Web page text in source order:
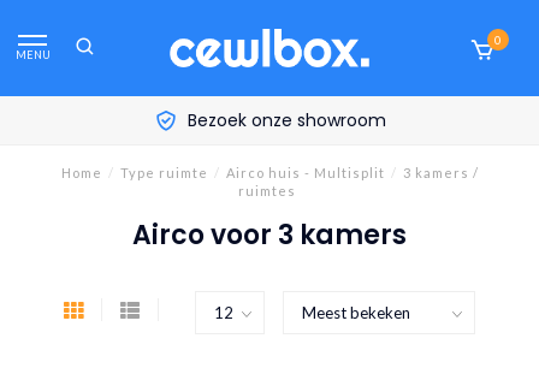
MENU
0
Bezoek onze showroom
Home / Type ruimte / Airco huis - Multisplit / 3 kamers /
ruimtes
Airco voor 3 kamers